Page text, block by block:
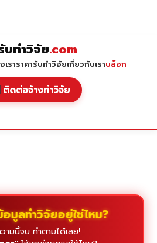
บทำวิจัย.com
ราราคารับทำวิจัยเกี่ยวกับเราบล็อก
ติดต่อจ้างทำวิจัย
มูลทำวิจัยอยู่ใช่ไหม?
ามนี้จบ ทำตามได้เลย!